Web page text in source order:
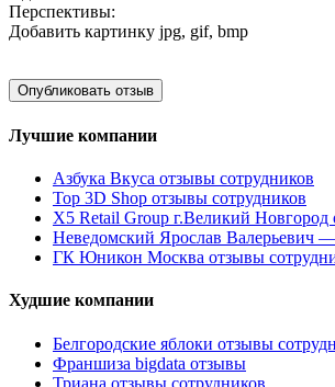
Перспективы:
Добавить картинку jpg, gif, bmp
Лучшие компании
Азбука Вкуса отзывы сотрудников
Top 3D Shop отзывы сотрудников
X5 Retail Group г.Великий Новгород
Неведомский Ярослав Валерьевич
ГК Юникон Москва отзывы
Худшие компании
Белгородские яблоки отзывы
Франшиза bigdata отзывы
Триана отзывы сотрудников